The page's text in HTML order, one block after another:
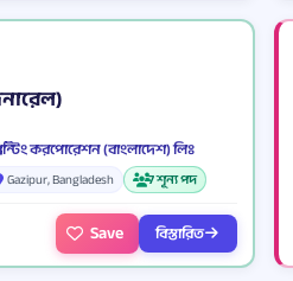
করপোরেশন (বাংলাদেশ) লিঃ
Gazipur, Bangladesh 7 শূন্য পদ
Save বিস্তারিত